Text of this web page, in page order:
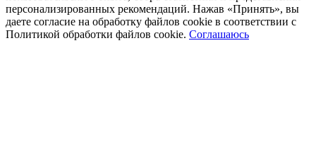
персонализированных рекомендаций. Нажав «Принять», вы
даете согласие на обработку файлов cookie в соответствии с
Политикой обработки файлов cookie. Соглашаюсь